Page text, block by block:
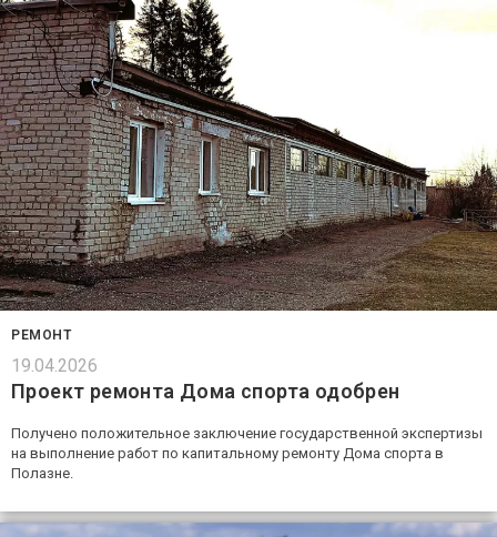
РЕМОНТ
19.04.2026
Проект ремонта Дома спорта одобрен
Получено положительное заключение государственной экспертизы
на выполнение работ по капитальному ремонту Дома спорта в
Полазне.